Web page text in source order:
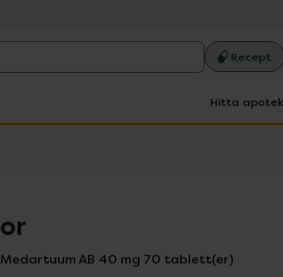
Recept
Hitta apotek
AB 40 mg 70 tablett(er)